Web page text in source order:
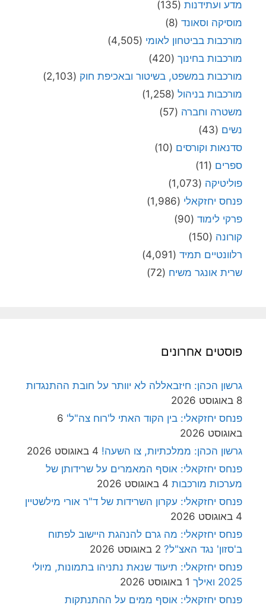
מדע ועתידנות (135)
מוסיקה וסאונד (8)
מורכבות בביטחון לאומי (4,505)
מורכבות בחינוך (420)
מורכבות במשפט, בשיטור ובאכיפת חוק (2,103)
מורכבות בניהול (1,258)
משטרה וחברה (57)
נשים (43)
סדנאות וקורסים (10)
ספרים (11)
פוליטיקה (1,073)
פנחס יחזקאלי (1,986)
פרקי לימוד (90)
קורונה (150)
רלוונטיים תמיד (4,091)
שרית אונגר משיח (72)
פוסטים אחרונים
גרשון הכהן: חיזבאללה לא יוותר על חובת ההתנגדות
8 באוגוסט 2026
פנחס יחזקאלי: בין הקוד האתי ל'רוח צה"ל' 6
באוגוסט 2026
גרשון הכהן: ממלכתיות, צו השעה! 4 באוגוסט 2026
פנחס יחזקאלי: אוסף המאמרים על שרידותן של
מערכות מורכבות 4 באוגוסט 2026
פנחס יחזקאלי: עקרון השרידות של ד"ר אורי מילשטיין
4 באוגוסט 2026
פנחס יחזקאלי: מה גרם להנהגת היישוב לפתוח
ב'סזון' נגד האצ"ל? 2 באוגוסט 2026
פנחס יחזקאלי: תיעוד שנאת נתניהו בתמונות, מיולי
2025 ואילך
1 באוגוסט 2026
פנחס יחזקאלי: אוסף ממים על ההתנתקות